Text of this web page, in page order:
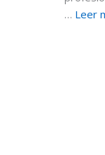
… Leer